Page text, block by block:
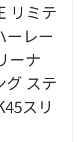
リミテ
ーレー
ーナ
グ ステ
スリ